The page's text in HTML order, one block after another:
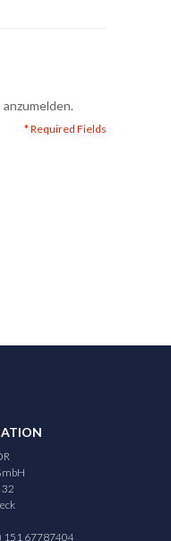
* Required Fields
32
151 67787404